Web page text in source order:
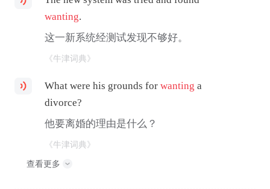
wanting.
这一新系统经测试发现不够好。
《牛津词典》
What were his grounds forwanting a
divorce?
他要离婚的理由是什么？
《牛津词典》
查看更多